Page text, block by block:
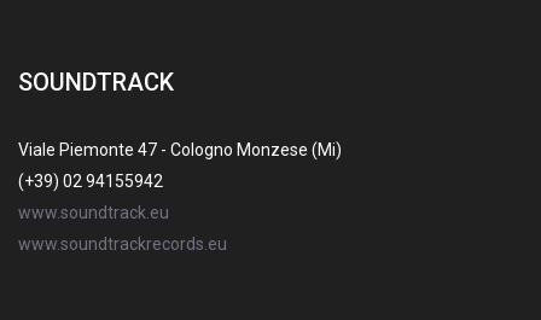
SOUNDTRACK
Viale Piemonte 47 - Cologno Monzese (Mi)
(+39) 02 94155942
www.soundtrack.eu
www.soundtrackrecords.eu